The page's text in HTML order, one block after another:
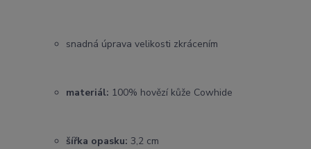
snadná úprava velikosti zkrácením
materiál: 100% hovězí kůže Cowhide
šířka opasku: 3,2 cm